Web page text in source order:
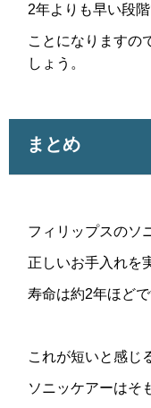
2年よりも早い段
ことになりますの
しょう。
まとめ
フィリップスのソ
正しいお手入れを
寿命は約2年ほどで
これが短いと感じ
ソニッケアーはそ